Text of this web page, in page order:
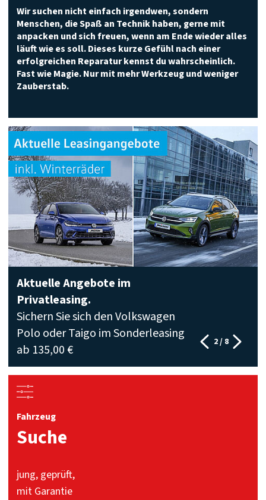
Wir suchen nicht einfach irgendwen, sondern
Menschen, die Spaß an Technik haben, gerne mit
anpacken und sich freuen, wenn am Ende wieder alles
läuft wie es soll. Dieses kurze Gefühl nach einer
erfolgreichen Reparatur kennst du wahrscheinlich.
Fast wie Magie. Nur mit mehr Werkzeug und weniger
Zauberstab.
Aktuelle Angebote im
Privatleasing.
Sichern Sie sich den Volkswagen
Polo oder Taigo im Sonderleasing
ab 135,00 €
2/ 8
Fahrzeug
Suche
jung, geprüft,
mit Garantie